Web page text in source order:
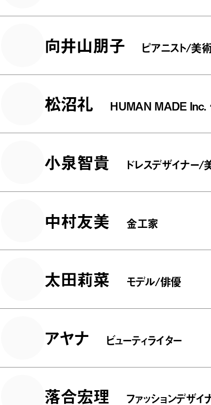
向井山朋子 ピアニスト/美
松沼礼 HUMAN MADE Inc.
小泉智貴 ドレスデザイナー/
中村友美 金工家
太田莉菜 モデル/俳優
アヤナ ビューティライター
落合宏理 ファッションデザイ